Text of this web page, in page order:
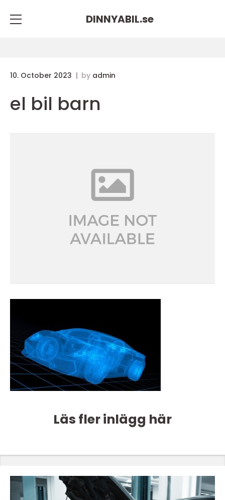
DINNYABIL.se
10. October 2023 by admin
el bil barn
Läs fler inlägg här